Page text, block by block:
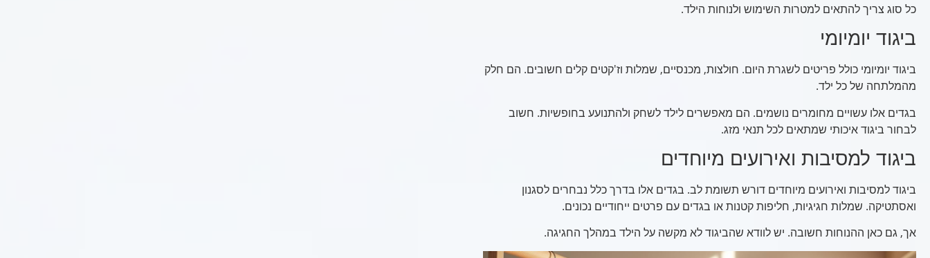
כל סוג צריך להתאים למטרות השימוש ולנוחות הילד.
ביגוד יומיומי
ביגוד יומיומי כולל פריטים לשגרת היום. חולצות, מכנסיים, שמלות וז'קטים קלים חשובים. הם חלק
מהמלתחה של כל ילד.
בגדים אלו עשויים מחומרים נושמים. הם מאפשרים לילד לשחק ולהתנועע בחופשיות. חשוב
לבחור ביגוד איכותי שמתאים לכל תנאי מזג.
ביגוד למסיבות ואירועים מיוחדים
ביגוד למסיבות ואירועים מיוחדים דורש תשומת לב. בגדים אלו בדרך כלל נבחרים לסגנון
ואסתטיקה. שמלות חגיגיות, חליפות קטנות או בגדים עם פרטים ייחודיים נכונים.
אך, גם כאן ההנוחות חשובה. יש לוודא שהביגוד לא מקשה על הילד במהלך החגיגה.